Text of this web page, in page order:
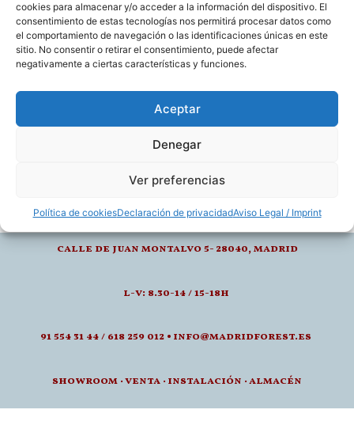
cookies para almacenar y/o acceder a la información del dispositivo. El
consentimiento de estas tecnologías nos permitirá procesar datos como
el comportamiento de navegación o las identificaciones únicas en este
sitio. No consentir o retirar el consentimiento, puede afectar
negativamente a ciertas características y funciones.
Aceptar
Denegar
Ver preferencias
Política de cookiesDeclaración de privacidadAviso Legal / Imprint
Formatos:
1 x 0,5 m y 3mm de grosor
Se coloca con adhesivo
Resistencia al fuego B, S1, D0
calle de juan montalvo 5- 28040, madrid
l-v: 8.30-14 / 15-18h
91 554 31 44 / 618 259 012 • info@madridforest.es
showroom ·venta · instalación · almacén